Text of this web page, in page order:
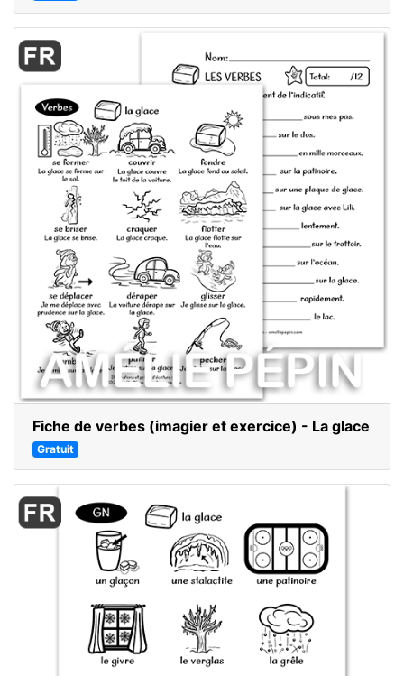
Fiche de verbes (imagier et exercice) - La glace
Gratuit